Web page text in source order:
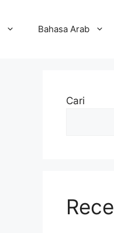
Bahasa Arab
Cari